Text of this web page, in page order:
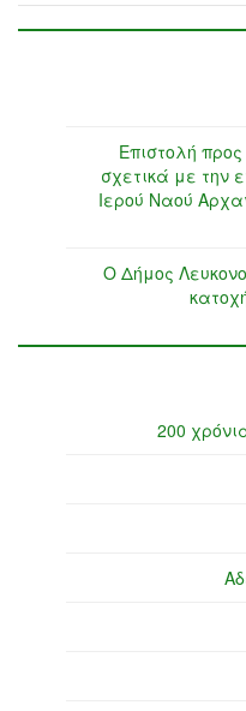
Επιστολή
σχετικά με την
Ιερού Ναού
Ο Δήμος
200